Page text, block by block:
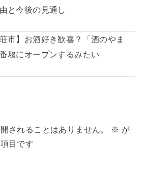
と今後の見通し
荘市】お酒好き歓喜？「酒のやま
堰にオープンするみたい
されることはありません。 ※ が
目です